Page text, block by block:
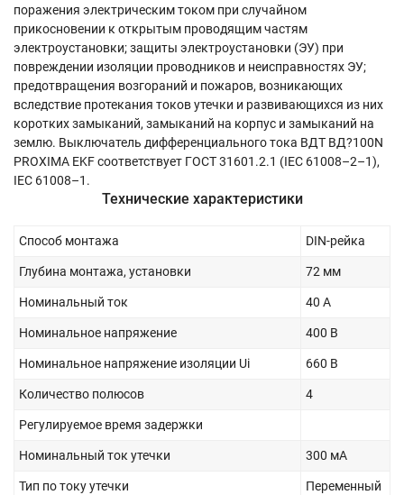
поражения электрическим током при случайном
прикосновении к открытым проводящим частям
электроустановки; защиты электроустановки (ЭУ) при
повреждении изоляции проводников и неисправностях ЭУ;
предотвращения возгораний и пожаров, возникающих
вследствие протекания токов утечки и развивающихся из них
коротких замыканий, замыканий на корпус и замыканий на
землю. Выключатель дифференциального тока ВДТ ВД?100N
PROXIMA EKF соответствует ГОСТ 31601.2.1 (IEC 61008–2–1),
IEC 61008–1.
Технические характеристики
Способ монтажа DIN-рейка
Глубина монтажа, установки 72 мм
Номинальный ток 40 А
Номинальное напряжение 400 В
Номинальное напряжение изоляции Ui 660 В
Количество полюсов 4
Регулируемое время задержки
Номинальный ток утечки 300 мА
Тип по току утечки
Переменный